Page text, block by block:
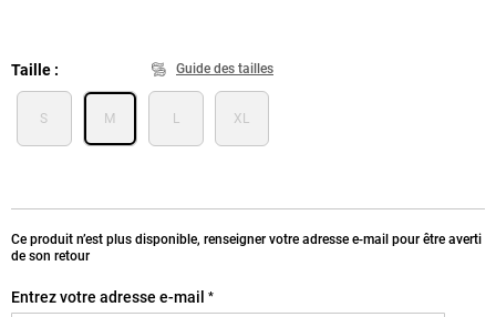
Taille Guide des tailles
S M L XL
Ce produit n’est plus disponible, renseigner votre adresse e-mail pour être averti
de son retour
Entrez votre adresse e-mail *